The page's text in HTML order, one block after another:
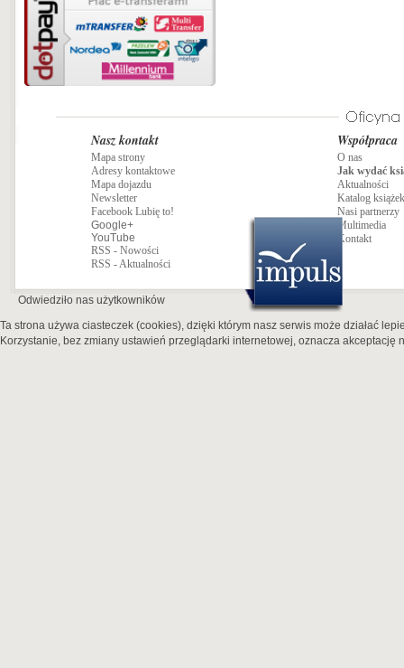
Nasz kontakt
Mapa strony
Adresy kontaktowe
Mapa dojazdu
Newsletter
Facebook Lubię to!
Google+
YouTube
RSS - Nowości
RSS - Aktualności
Współpraca
O nas
Jak wydać
Aktualności
Katalog książek
Nasi partnerzy
Multimedia
Kontakt
Odwiedziło nas użytkowników
Ta strona używa ciasteczek (cookies), dzięki którym nasz serwis może działać
Korzystanie, bez zmiany ustawień przeglądarki internetowej, oznacza akceptację